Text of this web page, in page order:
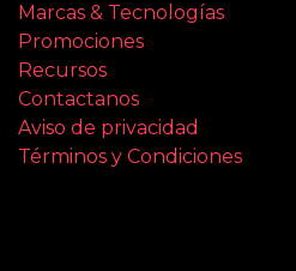
Marcas & Tecnologías
Promociones
Recursos
Contactanos
Aviso de privacidad
Términos y Condiciones